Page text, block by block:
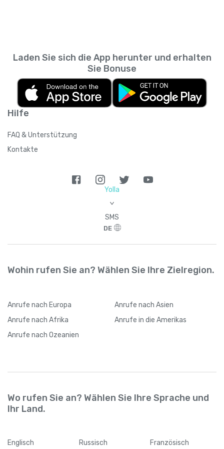
Hilfe
FAQ & Unterstützung
Kontakte
Laden Sie sich die App herunter und erhalten
Sie Bonuse
Yolla
>
SMS
DE
Wohin rufen Sie an? Wählen Sie Ihre Zielregion.
Anrufe nach Europa Anrufe nach Asien
Anrufe nach Afrika Anrufe in die Amerikas
Anrufe nach Ozeanien
Wo rufen Sie an? Wählen Sie Ihre Sprache und
Ihr Land.
Englisch Russisch Französisch